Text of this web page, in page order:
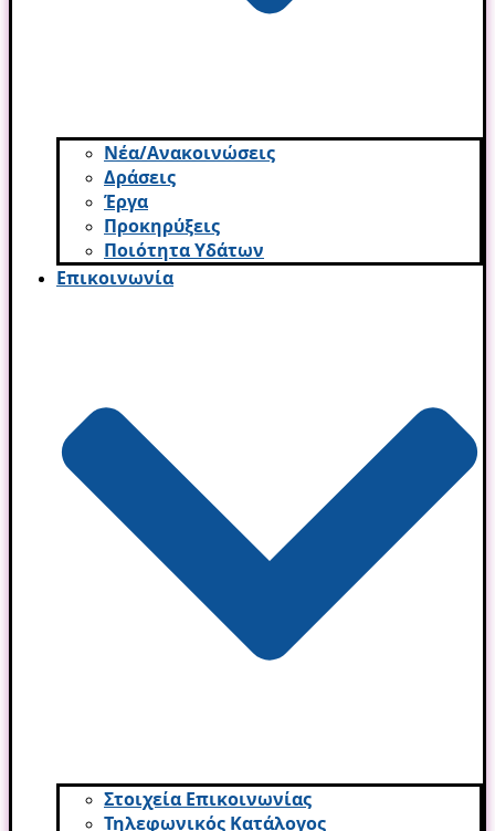
Νέα/Ανακοινώσεις
Δράσεις
Έργα
Προκηρύξεις
Ποιότητα Υδάτων
Επικοινωνία
Στοιχεία Επικοινωνίας
Τηλεφωνικός Κατάλογος